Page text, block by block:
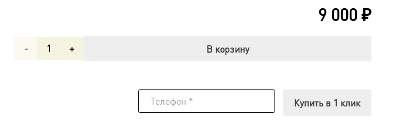
9 000₽
Количество
В корзину
Купить в 1 клик